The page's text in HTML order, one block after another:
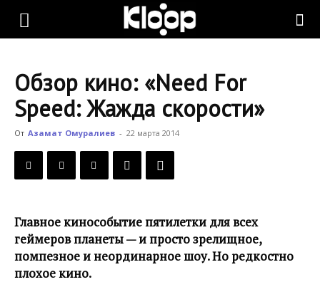
KLOOP.KG
Новости
Обзор кино: «Need For
Speed: Жажда скорости»
От Азамат Омуралиев - 22 марта 2014
Главное кинособытие пятилетки для всех
геймеров планеты — и просто зрелищное,
помпезное и неординарное шоу. Но редкостно
плохое кино.